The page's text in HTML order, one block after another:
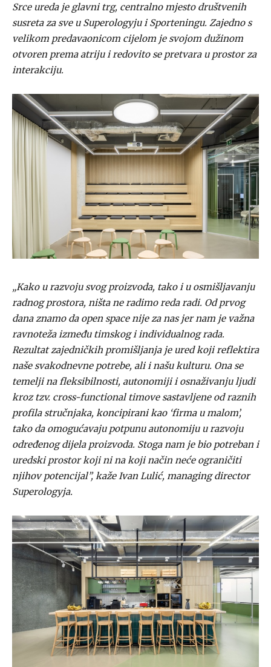
Srce ureda je glavni trg, centralno mjesto društvenih
susreta za sve u Superologyju i Sporteningu. Zajedno s
velikom predavaonicom cijelom je svojom dužinom
otvoren prema atriju i redovito se pretvara u prostor za
interakciju.
„Kako u razvoju svog proizvoda, tako i u osmišljavanju
radnog prostora, ništa ne radimo reda radi. Od prvog
dana znamo da open space nije za nas jer nam je važna
ravnoteža između timskog i individualnog rada.
Rezultat zajedničkih promišljanja je ured koji reflektira
naše svakodnevne potrebe, ali i našu kulturu. Ona se
temelji na fleksibilnosti, autonomiji i osnaživanju ljudi
kroz tzv. cross-functional timove sastavljene od raznih
profila stručnjaka, koncipirani kao ‘firma u malom’,
tako da omogućavaju potpunu autonomiju u razvoju
određenog dijela proizvoda. Stoga nam je bio potreban i
uredski prostor koji ni na koji način neće ograničiti
njihov potencijal”, kaže Ivan Lulić, managing director
Superologyja.